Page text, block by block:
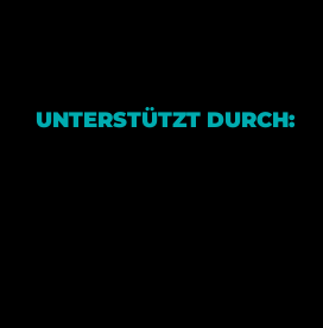
UNTERSTÜTZT DURCH: